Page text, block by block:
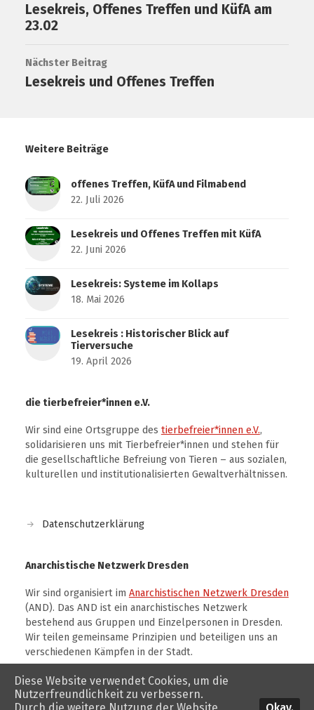
Lesekreis, Offenes Treffen und KüfA am
23.02
Nächster Beitrag
Lesekreis und Offenes Treffen
Weitere Beiträge
offenes Treffen, KüfA und Filmabend
22. Juli 2026
Lesekreis und Offenes Treffen mit KüfA
22. Juni 2026
Lesekreis: Systeme im Kollaps
18. Mai 2026
Lesekreis : Historischer Blick auf
Tierversuche
19. April 2026
die tierbefreier*innen e.V.
Wir sind eine Ortsgruppe des tierbefreier*innen e.V.,
solidarisieren uns mit Tierbefreier*innen und stehen für
die gesellschaftliche Befreiung von Tieren – aus sozialen,
kulturellen und institutionalisierten Gewaltverhältnissen.
Datenschutzerklärung
Anarchistische Netzwerk Dresden
Wir sind organisiert im Anarchistischen Netzwerk Dresden
(AND). Das AND ist ein anarchistisches Netzwerk
bestehend aus Gruppen und Einzelpersonen in Dresden.
Wir teilen gemeinsame Prinzipien und beteiligen uns an
verschiedenen Kämpfen in der Stadt.
Diese Website verwendet Cookies, um die
Nutzerfreundlichkeit zu verbessern.
Okay.